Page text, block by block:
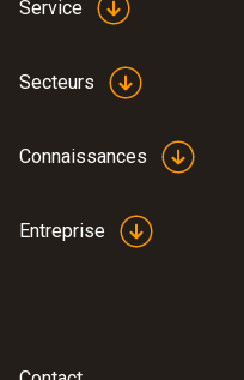
Service
Secteurs
Connaissances
Entreprise